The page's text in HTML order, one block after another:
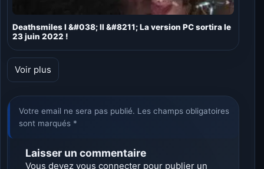
Deathsmiles I &#038; II &#8211; La version PC sortira le
23 juin 2022 !
Voir plus
Votre email ne sera pas publié. Les champs obligatoires
sont marqués *
Laisser un commentaire
Vous devezvous connecter pour publier un